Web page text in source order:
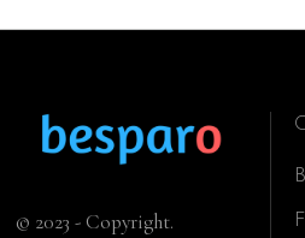
© 2023 - Copyright.